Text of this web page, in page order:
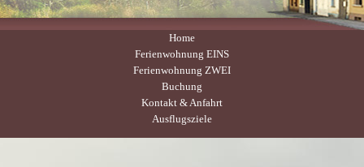
Home
Ferienwohnung EINS
Ferienwohnung ZWEI
Buchung
Kontakt & Anfahrt
Ausflugsziele